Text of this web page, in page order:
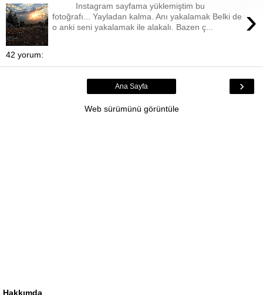
›
Instagram sayfama yüklemiştim bu
fotoğrafı... Yayladan kalma. Anı yakalamak Belki de
o anki seni yakalamak ile alakalı. Bazen ç...
42 yorum:
›
Ana Sayfa
Web sürümünü görüntüle
Hakkımda